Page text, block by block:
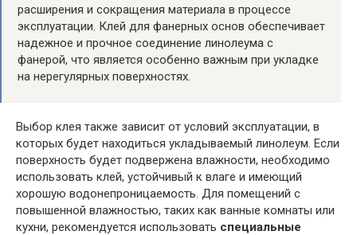
расширения и сокращения материала в процессе
эксплуатации. Клей для фанерных основ обеспечивает
надежное и прочное соединение линолеума с
фанерой, что является особенно важным при укладке
на нерегулярных поверхностях.
Выбор клея также зависит от условий эксплуатации, в
которых будет находиться укладываемый линолеум. Если
поверхность будет подвержена влажности, необходимо
использовать клей, устойчивый к влаге и имеющий
хорошую водонепроницаемость. Для помещений с
повышенной влажностью, таких как ванные комнаты или
кухни, рекомендуется использовать специальные